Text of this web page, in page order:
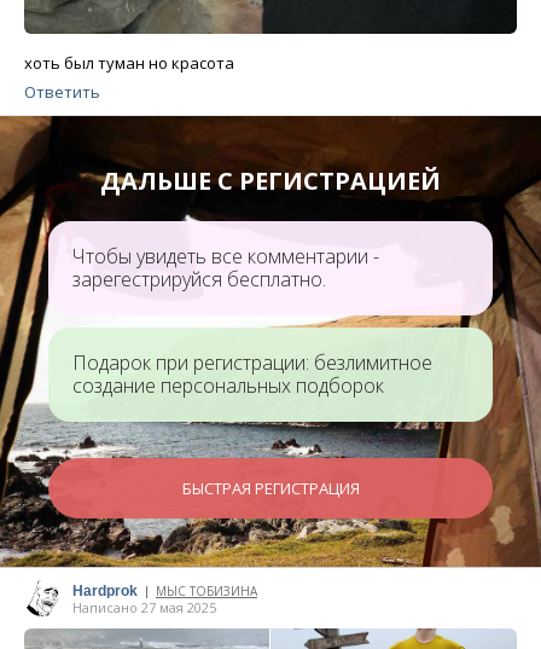
хоть был туман но красота
Ответить
ДАЛЬШЕ С РЕГИСТРАЦИЕЙ
Чтобы увидеть все комментарии -
зарегестрируйся бесплатно.
Подарок при регистрации: безлимитное
создание персональных подборок
БЫСТРАЯ РЕГИСТРАЦИЯ
Hardprok | МЫС ТОБИЗИНА
Написано 27 мая 2025